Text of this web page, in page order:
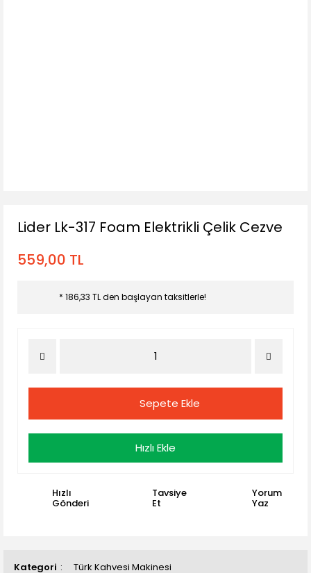
Kategori Türk Kahvesi Makinesi
Lider Lk-317 Foam Elektrikli Çelik Cezve
559,00 TL
* 186,33 TL den başlayan taksitlerle!
Sepete Ekle
Hızlı Ekle
Hızlı
Gönderi
Tavsiye
Et
Yorum
Yaz